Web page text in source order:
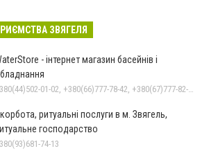
ЗВЯГЕЛЯ
- інтернет магазин басейнів і
+380(44)502-01-02, +380(66)777-78-42, +380(67)777-82-19, +380(67)890-80-80, +380(73)890-80-80, +380(44)502-01-03
ритуальні послуги в м. Звягель,
господарство
74-13